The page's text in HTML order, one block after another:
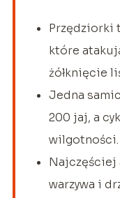
Przędziorki
które
żółknięcie
Jedna
200 jaj, a
wilgotności.
Najczęściej
warzywa i